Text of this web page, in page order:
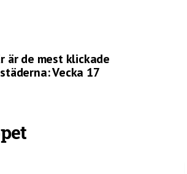
är de mest klickade
Vecka 17